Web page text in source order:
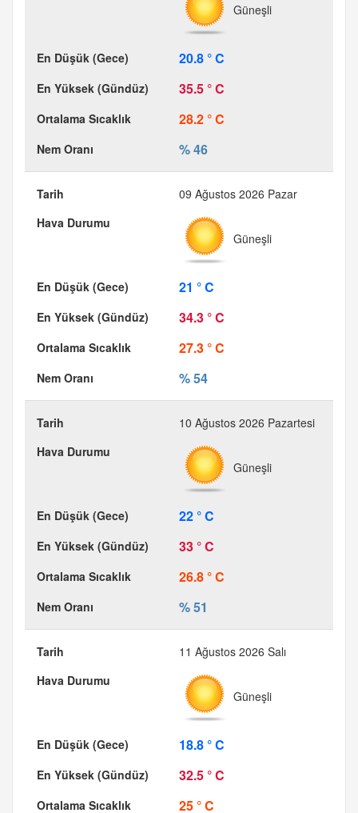
Güneşli
20.8 ° C
35.5 ° C
28.2 ° C
% 46
09 Ağustos 2026 Pazar
Güneşli
21 ° C
34.3 ° C
27.3 ° C
% 54
10 Ağustos 2026 Pazartesi
Güneşli
22 ° C
33 ° C
26.8 ° C
% 51
11 Ağustos 2026 Salı
Güneşli
18.8 ° C
32.5 ° C
25 ° C